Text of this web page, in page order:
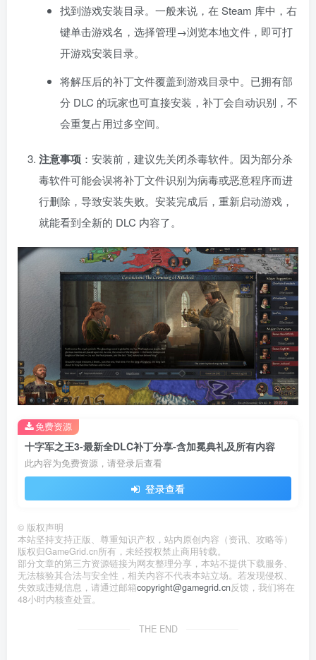
找到游戏安装目录。一般来说，在 Steam 库中，右
键单击游戏名，选择管理→浏览本地文件，即可打
开游戏安装目录。
将解压后的补丁文件覆盖到游戏目录中。已拥有部
分 DLC 的玩家也可直接安装，补丁会自动识别，不
会重复占用过多空间。
注意事项 ：安装前，建议先关闭杀毒软件。因为部分杀
毒软件可能会误将补丁文件识别为病毒或恶意程序而进
行删除，导致安装失败。安装完成后，重新启动游戏，
就能看到全新的 DLC 内容了。
十字军之王3-最新全DLC补丁分享-含加冕典礼及所有内容
此内容为免费资源，请登录后查看
登录查看
免费资源
© 版权声明
本站坚持支持正版、尊重知识产权，站内原创内容（资讯、攻略等）
版权归GameGrid.cn所有，未经授权禁止商用转载。
部分文章的第三方资源链接为网友整理分享，本站不提供下载服务、
无法核验其合法与安全性，相关内容不代表本站立场。若发现侵权、
失效或违规信息，请通过邮箱copyright@gamegrid.cn反馈，我们将在
48小时内核查处置。
THE END